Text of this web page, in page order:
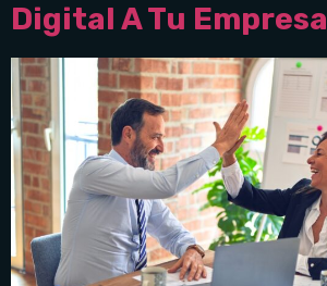
Digital A Tu Empresa